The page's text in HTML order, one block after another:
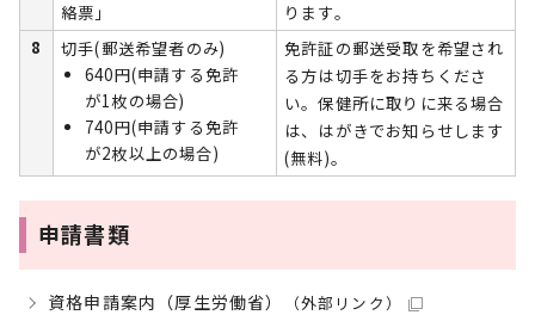
絡票」
ります。
8
切手(郵送希望者のみ)
640円(申請する免許
が1枚の場合)
740円(申請する免許
が2枚以上の場合)
免許証の郵送受取を希望され
る方は切手をお持ちくださ
い。保健所に取りに来る場合
は、はがきでお知らせします
(無料)。
申請書類
資格申請案内（厚生労働省） （外部リンク）